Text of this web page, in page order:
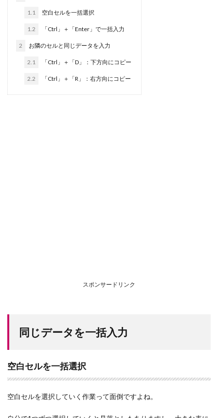
1.1 空白セルを一括選択
1.2 「Ctrl」＋「Enter」で一括入力
2 お隣のセルと同じデータを入力
2.1 「Ctrl」＋「D」：下方向にコピー
2.2 「Ctrl」＋「R」：右方向にコピー
スポンサードリンク
同じデータを一括入力
空白セルを一括選択
空白セルを選択していく作業って面倒ですよね。